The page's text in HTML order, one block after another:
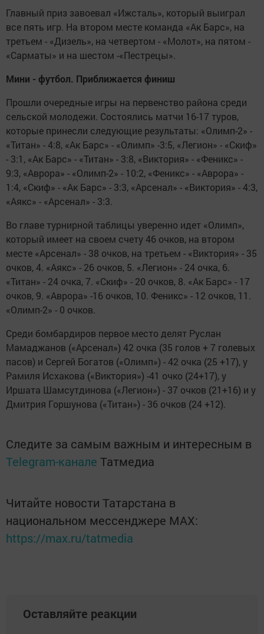
Главный приз завоевал «Ижсталь», который выиграл
все пять игр. На втором месте команда «Ак Барс», на
третьем - «Дизель», на четвертом - «Молот», на пятом -
«Сарматы» и на шестом -«Пестрецы».
Мини - футбол. Приближается финиш
Прошли очередные игры на первенство района среди
сельской молодежи. Состоялись матчи 16-17 туров,
которые принесли следующие результаты: «Олимп-2» -
«Титан» - 4:8, «Ак Барс» - «Олимп» -3:5, «Легион» - «Скиф»
- 3:1, «Ак Барс» - «Титан» - 3:8, «Виктория» - «Феникс» -
9:3, «Аврора» - «Олимп-2» - 10:2, «Феникс» - «Аврора» -
1:4, «Скиф» - «Ак Барс» - 3:3, «Арсенал» - «Виктория» - 4:3,
«Аякс» - «Арсенал» - 3:3.
Во главе турнирной таблицы уверенно идет «Олимп»,
который имеет на своем счету 46 очков, на втором
месте «Арсенал» - 38 очков, на третьем - «Виктория» - 35
очков, 4. «Аякс» - 26 очков, 5. «Легион» - 24 очка, 6.
«Титан» - 24 очка, 7. «Скиф» - 20 очков, 8. «Ак Барс» - 17
очков, 9. «Аврора» -16 очков, 10. Феникс» - 12 очков, 11.
«Олимп-2» - 0 очков.
Среди бомбардиров первое место делят Руслан
Мамаджанов («Арсенал») 42 очка (35 голов + 7 голевых
пасов) и Сергей Богатов («Олимп») - 42 очка (25 +17), у
Рамиля Исхакова («Виктория») -41 очко (24+17), у
Иршата Шамсутдинова («Легион») - 37 очков (21+16) и у
Дмитрия Горшунова («Титан») - 36 очков (24 +12).
Следите за самым важным и интересным в
Telegram-канале Татмедиа
Читайте новости Татарстана в
национальном мессенджере MАХ:
https://max.ru/tatmedia
Оставляйте реакции